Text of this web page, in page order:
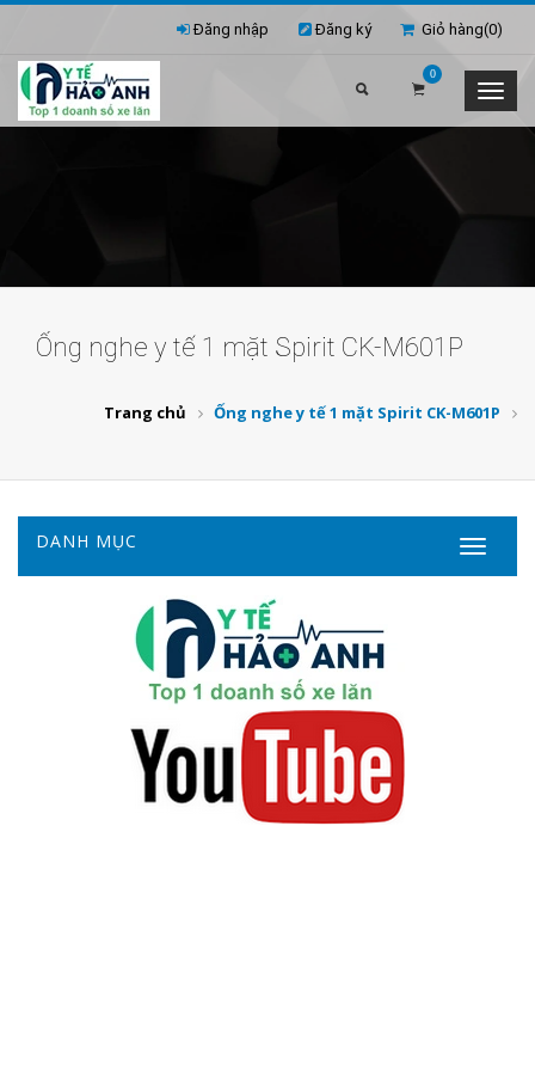
Giỏ hàng(0)
Đăng nhập Đăng ký
0
Ống nghe y tế 1 mặt Spirit CK-M601P
Trang chủ Ống nghe y tế 1 mặt Spirit CK-M601P
DANH MỤC